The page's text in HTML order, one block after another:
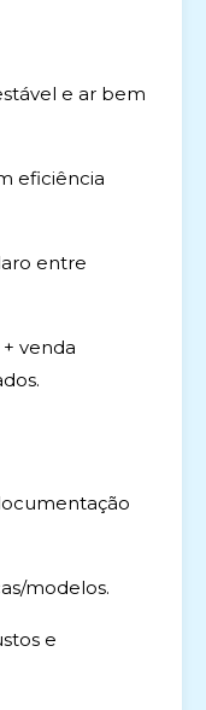
e ar bem
eficiência
entre
venda
modelos.
e